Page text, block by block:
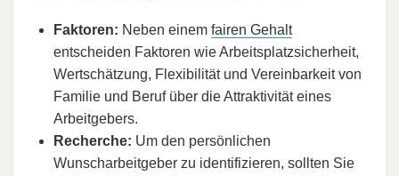
Faktoren: Neben einem fairen Gehalt
entscheiden Faktoren wie Arbeitsplatzsicherheit,
Wertschätzung, Flexibilität und Vereinbarkeit von
Familie und Beruf über die Attraktivität eines
Arbeitgebers.
Recherche: Um den persönlichen
Wunscharbeitgeber zu identifizieren, sollten Sie